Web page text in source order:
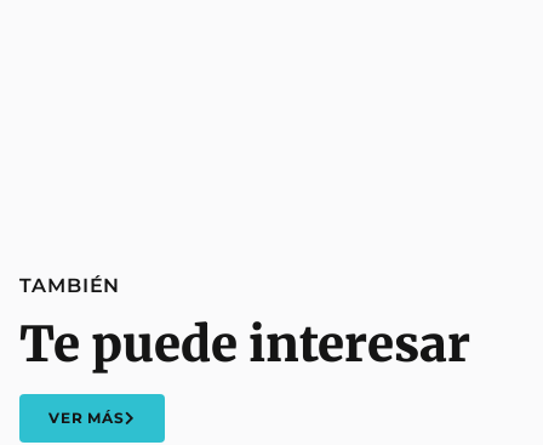
TAMBIÉN
Te puede interesar
VER MÁS